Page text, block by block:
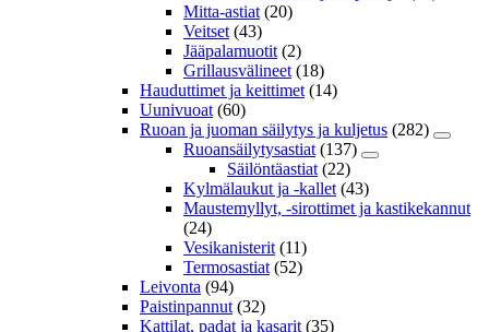
Mitta-astiat (20)
Veitset (43)
Jääpalamuotit (2)
Grillausvälineet (18)
Hauduttimet ja keittimet (14)
Uunivuoat (60)
Ruoan ja juoman säilytys ja kuljetus (282)
Ruoansäilytysastiat (137)
Säilöntäastiat (22)
Kylmälaukut ja -kallet (43)
Maustemyllyt, -sirottimet ja kastikekannut
(24)
Vesikanisterit (11)
Termosastiat (52)
Leivonta (94)
Paistinpannut (32)
Kattilat, padat ja kasarit (35)